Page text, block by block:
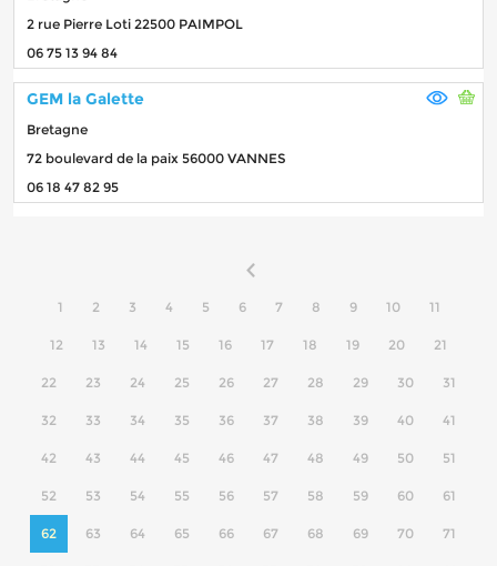
2 rue Pierre Loti 22500 PAIMPOL
06 75 13 94 84
GEM la Galette
Bretagne
72 boulevard de la paix 56000 VANNES
06 18 47 82 95
1 2 3 4 5 6 7 8 9 10 11
12 13 14 15 16 17 18 19 20 21
22 23 24 25 26 27 28 29 30 31
32 33 34 35 36 37 38 39 40 41
42 43 44 45 46 47 48 49 50 51
52 53 54 55 56 57 58 59 60 61
62 63 64 65 66 67 68 69 70 71